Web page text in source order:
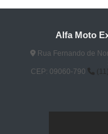
Alfa Moto
Rua Fernando de
CEP: 09060-790